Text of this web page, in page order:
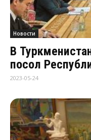
Новости
В
посол
2023-05-24